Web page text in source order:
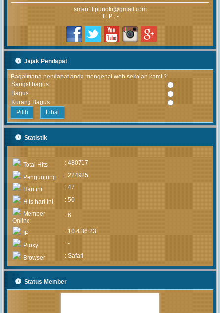
sman1lipunoto@gmail.com
TLP : -
Jajak Pendapat
Bagaimana pendapat anda mengenai web sekolah kami ?
Sangat bagus
Bagus
Kurang Bagus
Lihat
Statistik
Total Hits : 480717
Pengunjung : 224925
Hari ini : 47
Hits hari ini : 50
Member
Online
: 6
IP : 10.4.86.23
Proxy : -
Browser : Safari
Status Member